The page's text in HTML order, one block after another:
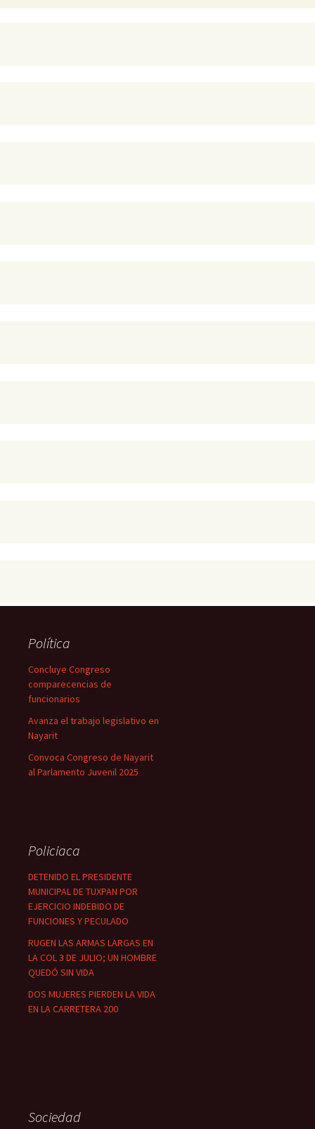
Política
Concluye Congreso
comparecencias de
funcionarios
Avanza el trabajo legislativo en
Nayarit
Convoca Congreso de Nayarit
al Parlamento Juvenil 2025
Policiaca
DETENIDO EL PRESIDENTE
MUNICIPAL DE TUXPAN POR
EJERCICIO INDEBIDO DE
FUNCIONES Y PECULADO
RUGEN LAS ARMAS LARGAS EN
LA COL 3 DE JULIO; UN HOMBRE
QUEDÓ SIN VIDA
DOS MUJERES PIERDEN LA VIDA
EN LA CARRETERA 200
Sociedad